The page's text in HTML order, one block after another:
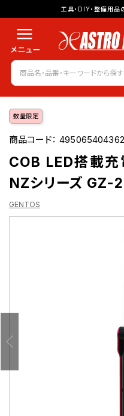
工具・DIY・整備用品
数量限定
商品コード：
COB LED搭載充
NZシリーズ GZ-
GENTOS